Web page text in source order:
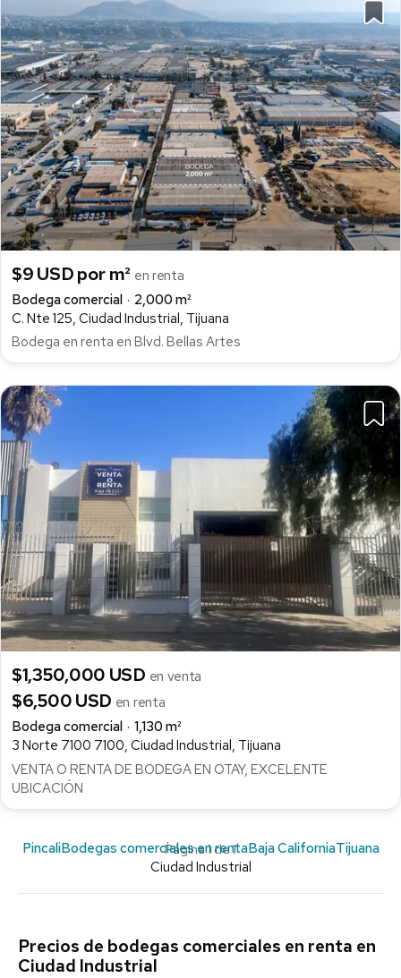
$9 USD por m² en renta
Bodega comercial
2,000 m²
C. Nte 125, Ciudad Industrial, Tijuana
Bodega en renta en Blvd. Bellas Artes
$1,350,000 USD en venta
$6,500 USD en renta
Bodega comercial
1,130 m²
3 Norte 7100 7100, Ciudad Industrial, Tijuana
VENTA O RENTA DE BODEGA EN OTAY, EXCELENTE
UBICACIÓN
Página 1 de 1
PincaliBodegas comerciales en rentaBaja CaliforniaTijuana
Ciudad Industrial
Precios de bodegas comerciales en renta en
Ciudad Industrial